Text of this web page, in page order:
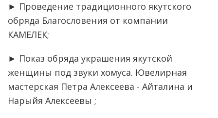
► Проведение традиционного якутского
обряда Благословения от компании
КАМЕЛЕК;
► Показ обряда украшения якутской
женщины под звуки хомуса. Ювелирная
мастерская Петра Алексеева - Айталина и
Нарыйя Алексеевы ;